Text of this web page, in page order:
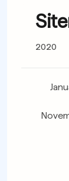
2020